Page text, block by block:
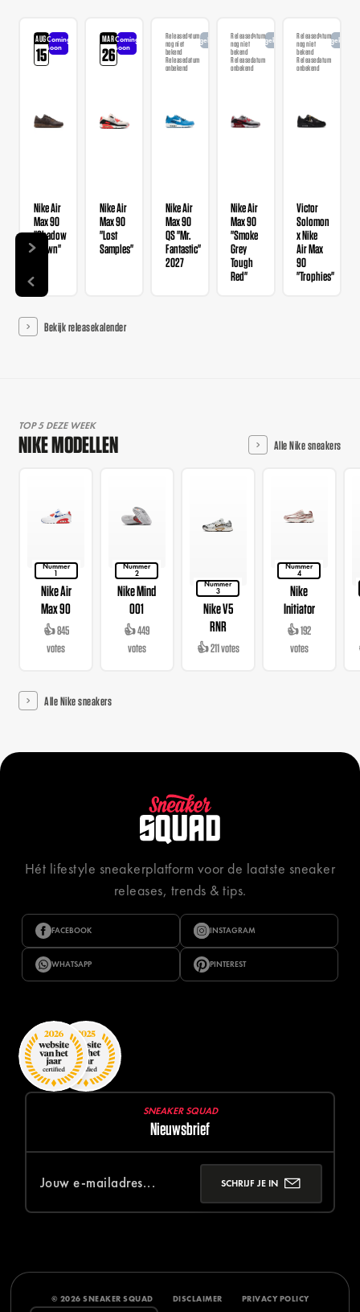
AUG
15
Coming
soon
Nike Air
Max 90
"Shadow
Brown"
MAR
26
Coming
soon
Nike Air
Max 90
"Lost
Samples"
Releasedatum
nog niet
bekend
Releasedatum
onbekend
Aangekondigd
Nike Air
Max 90
QS "Mr.
Fantastic"
2027
Releasedatum
nog niet
bekend
Releasedatum
onbekend
Aangekondigd
Nike Air
Max 90
"Smoke
Grey
Tough
Red"
Releasedatum
nog niet
bekend
Releasedatum
onbekend
Victor
Solomon
x Nike
Air Max
90
"Trophies"
Bekijk releasekalender
TOP 5 DEZE WEEK
NIKE MODELLEN Alle Nike sneakers
Nummer
1
Nike Air
Max 90
👍 845
votes
Nummer
2
Nike Mind
001
👍 449
votes
Nummer
3
Nike V5
RNR
👍 211 votes
Nummer
4
Nike
Initiator
👍 192
votes
Alle Nike sneakers
Hét lifestyle sneakerplatform voor de laatste sneaker
releases, trends & tips.
FACEBOOK INSTAGRAM
WHATSAPP PINTEREST
SNEAKER SQUAD
Nieuwsbrief
SCHRIJF JE IN
© 2026 SNEAKER SQUAD DISCLAIMER PRIVACY POLICY